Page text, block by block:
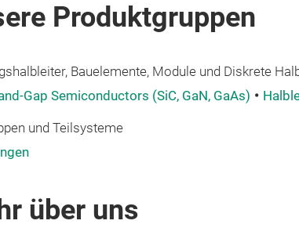
Produktgruppen
Bauelemente, Module und Diskrete
Gap Semiconductors (SiC, GaN, GaAs)
und Teilsysteme
über uns